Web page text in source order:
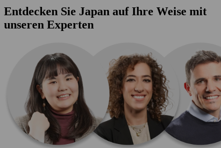
Entdecken Sie Japan auf Ihre Weise mit
unseren Experten